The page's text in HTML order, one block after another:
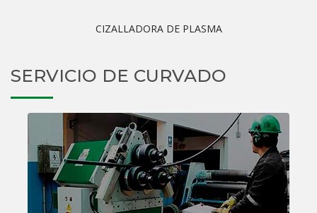
CIZALLADORA DE PLASMA
SERVICIO DE CURVADO